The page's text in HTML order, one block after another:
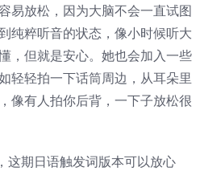
易放松，因为大脑不会一直试图
纯粹听音的状态，像小时候听大
，但就是安心。她也会加入一些
轻轻拍一下话筒周边，从耳朵里
像有人拍你后背，一下子放松很
这期日语触发词版本可以放心